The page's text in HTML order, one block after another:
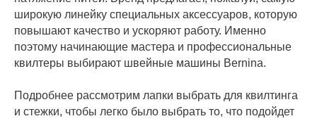
широкую линейку специальных аксессуаров, которую
повышают качество и ускоряют работу. Именно
поэтому начинающие мастера и профессиональные
квилтеры выбирают швейные машины Bernina.
Подробнее рассмотрим лапки выбрать для квилтинга
и стежки, чтобы легко было выбрать то, что подойдет